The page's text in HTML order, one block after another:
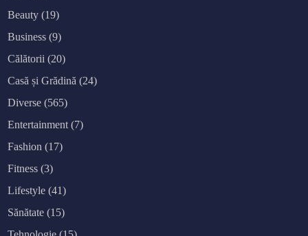
Beauty (19)
Business (9)
Călătorii (20)
Casă și Grădină (24)
Diverse (565)
Entertainment (7)
Fashion (17)
Fitness (3)
Lifestyle (41)
Sănătate (15)